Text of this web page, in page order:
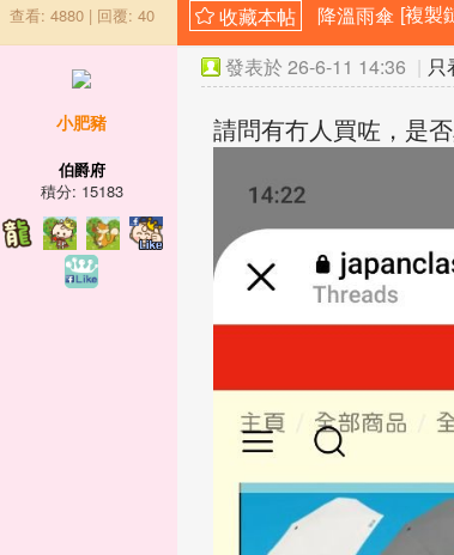
查看: 4880| 回覆: 40 降溫雨傘 [複製
小肥豬
伯爵府
積分: 15183
發表於 26-6-11 14:36 | 只
請問有冇人買咗，是